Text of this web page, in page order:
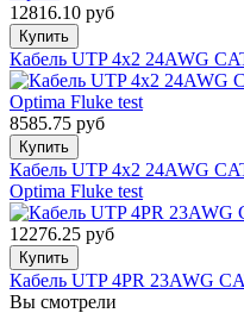
12816.10 руб
Купить
Кабель UTP 4x2 24AWG
8585.75 руб
Купить
Кабель UTP 4x2 24AWG
Optima Fluke test
12276.25 руб
Купить
Кабель UTP 4PR 23AWG
Вы смотрели